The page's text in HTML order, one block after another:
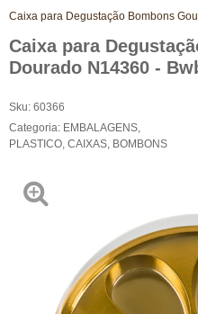
Caixa para Degustação Bombons
Caixa para
Dourado N14360 -
Sku: 60366
Categoria: EMBALAGENS
PLASTICO CAIXAS BOMBONS